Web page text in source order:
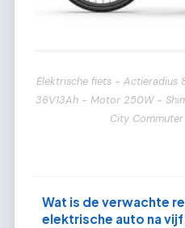
Elektrische fiets -
36V13Ah - Motor 250W -
City
Wat is de verwachte
elektrische auto na vijf